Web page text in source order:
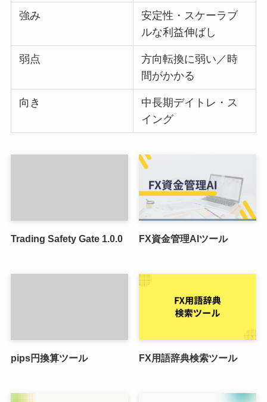
強み
安定性・スケーラブ
ルな利益伸ばし
弱点
方向転換に弱い／時
間がかかる
向き
中長期デイトレ・ス
イング
Trading Safety Gate 1.0.0 FX資金管理AIツール
pips円換算ツール FX用語辞典検索ツール